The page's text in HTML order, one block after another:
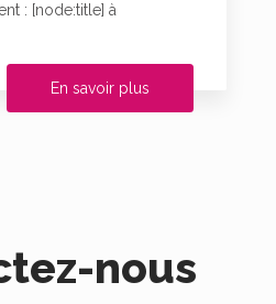
: [node:title] à
En savoir plus
nous